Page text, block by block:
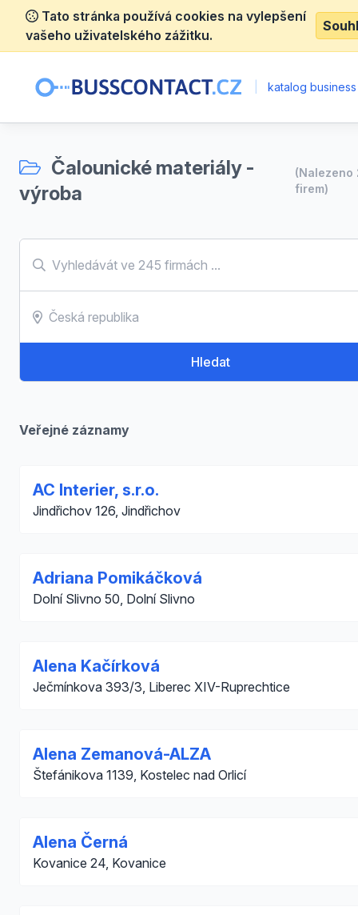
Tato stránka používá cookies na vylepšení
vašeho uživatelského zážitku.
katalog
Čalounické materiály -
výroba
(Nalezeno
firem)
Hledat
Veřejné záznamy
AC Interier, s.r.o.
Jindřichov 126, Jindřichov
Adriana Pomikáčková
Dolní Slivno 50, Dolní Slivno
Alena Kačírková
Ječmínkova 393/3, Liberec XIV-Ruprechtice
Alena Zemanová-ALZA
Štefánikova 1139, Kostelec nad Orlicí
Alena Černá
Kovanice 24, Kovanice